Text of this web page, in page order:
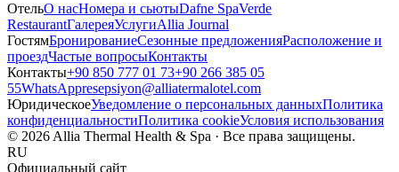
ОтельО насНомера и сьютыDafne SpaVerde
RestaurantГалереяУслугиAllia Journal
ГостямБронированиеСезонные предложенияРасположение и
проездЧастые вопросыКонтакты
Контакты+90 850 777 01 73+90 266 385 05
55WhatsAppresepsiyon@alliatermalotel.com
ЮридическоеУведомление о персональных данныхПолитика
конфиденциальностиПолитика cookieУсловия использования
© 2026 Allia Thermal Health & Spa · Все права защищены.
RU
Официальный сайт